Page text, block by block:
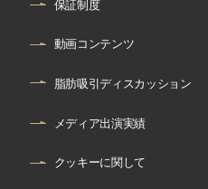
保証制度
動画コンテンツ
脂肪吸引ディスカッション
メディア出演実績
クッキーに関して